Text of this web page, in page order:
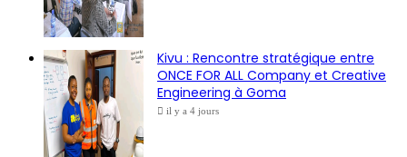
Kivu : Rencontre stratégique entre
ONCE FOR ALL Company et Creative
Engineering à Goma
il y a 4 jours